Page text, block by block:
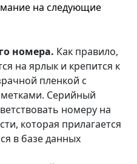
на следующие
номера. Как правило,
на ярлык и крепится к
пленкой с
Серийный
номеру на
которая прилагается
в базе данных